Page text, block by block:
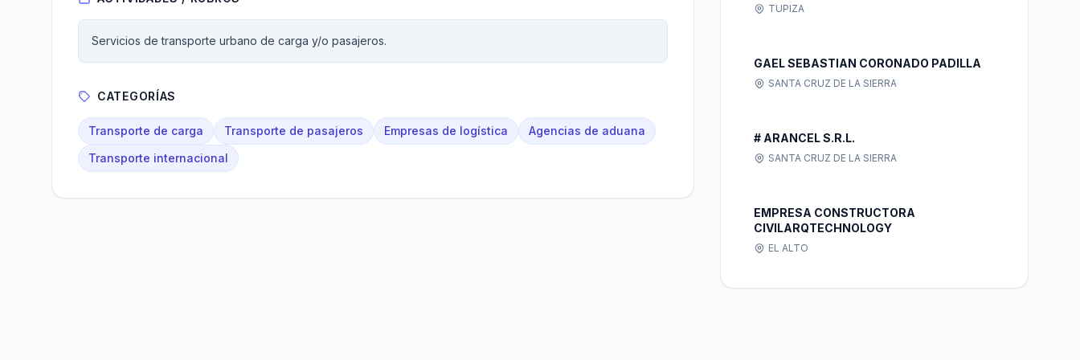
Servicios de transporte urbano de carga y/o pasajeros.
CATEGORÍAS
Transporte de carga Transporte de pasajeros Empresas de logística
Agencias de aduana
Transporte internacional
TUPIZA
GAEL SEBASTIAN CORONADO PADILLA
SANTA CRUZ DE LA SIERRA
# ARANCEL S.R.L.
SANTA CRUZ DE LA SIERRA
EMPRESA CONSTRUCTORA
CIVILARQTECHNOLOGY
EL ALTO